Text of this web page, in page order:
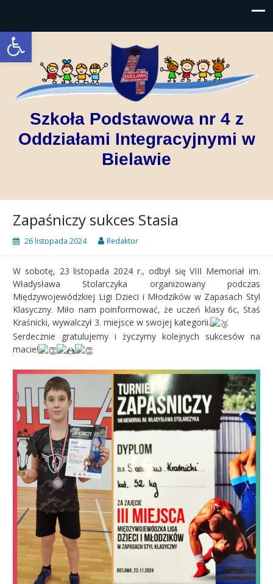
Open toolbar
Szkoła Podstawowa nr 4 z
Oddziałami Integracyjnymi w
Bielawie
Zapaśniczy sukces Stasia
26 listopada 2024 Redaktor
W sobotę, 23 listopada 2024 r., odbył się VIII Memoriał im.
Władysława Stolarczyka organizowany podczas
Międzywojewódzkiej Ligi Dzieci i Młodzików w Zapasach Styl
Klasyczny. Miło nam poinformować, że uczeń klasy 6c, Staś
Kraśnicki, wywalczył 3. miejsce w swojej kategorii.
Serdecznie gratulujemy i życzymy kolejnych sukcesów na
macie!